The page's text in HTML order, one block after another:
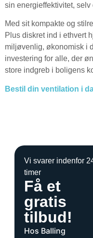
sin energieffektivitet,
Med sit kompakte og
Plus diskret ind i ethvert
miljøvenlig, økonomisk i
investering for alle, der
store indgreb i boligens
Bestil din ventilation i
Vi svarer indenfor
timer
Få et
gratis
tilbud!
Hos Balling